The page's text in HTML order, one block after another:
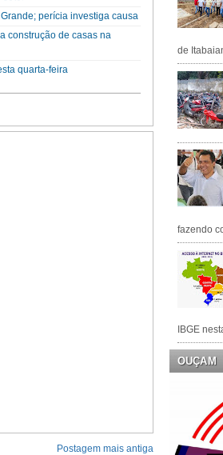
perícia investiga causa
construção de casas na
quarta-feira
Postagem mais antiga
de
fazendo
IBGE
OUÇAM